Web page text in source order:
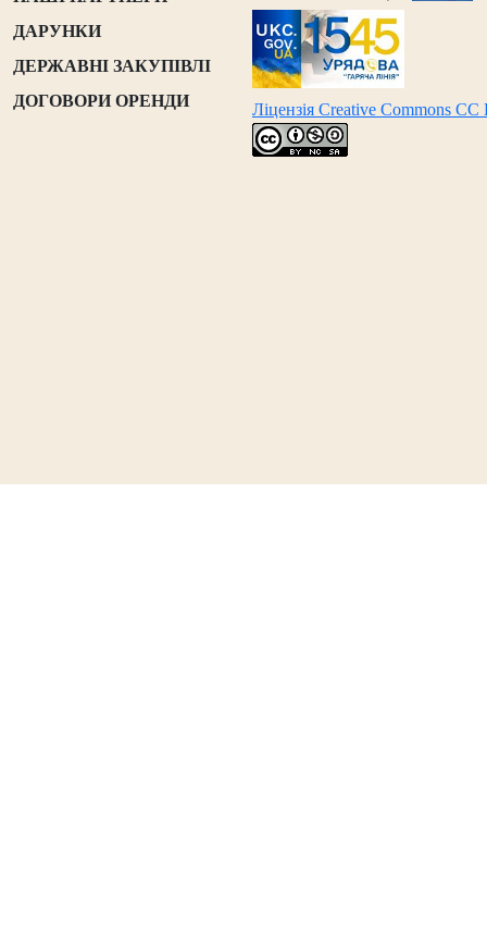
ДАРУНКИ
ДЕРЖАВНІ ЗАКУПІВЛІ
ДОГОВОРИ ОРЕНДИ
Ліцензія Creative Commons